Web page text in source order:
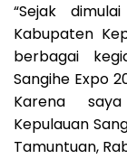
“Sejak
Kabupaten
berbagai
Sangihe Expo
Karena
Kepulauan
Tamuntuan,